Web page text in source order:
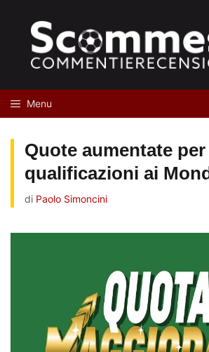
contenuto
Menu
Quote aumentate
qualificazioni ai
di Paolo Simoncini